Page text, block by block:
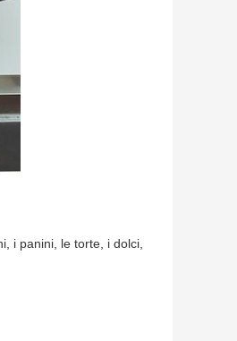
i panini, le torte, i dolci,